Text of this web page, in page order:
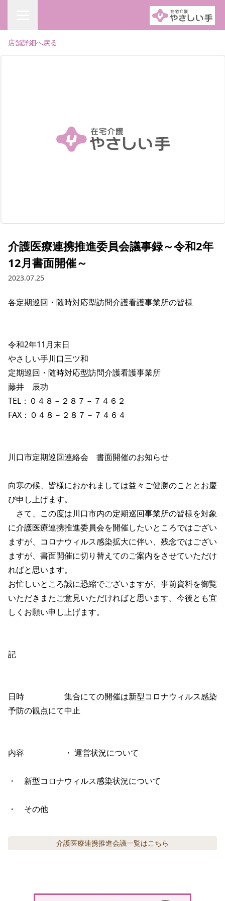
店舗詳細へ戻る
介護医療連携推進委員会議事録～令和2年
12月書面開催～
2023.07.25
各定期巡回・随時対応型訪問介護看護事業所の皆様
令和2年11月末日
やさしい手川口三ツ和
定期巡回・随時対応型訪問介護看護事業所
藤井　辰功
TEL：０４８－２８７－７４６２
FAX：０４８－２８７－７４６４
川口市定期巡回連絡会　書面開催のお知らせ
向寒の候、皆様におかれましては益々ご健勝のこととお慶
び申し上げます。
さて、この度は川口市内の定期巡回事業所の皆様を対象
に介護医療連携推進委員会を開催したいところではござい
ますが、コロナウィルス感染拡大に伴い、残念ではござい
ますが、書面開催に切り替えてのご案内をさせていただけ
ればと思います。
お忙しいところ誠に恐縮でございますが、事前資料を御覧
いただきまたご意見いただければと思います。今後とも宜
しくお願い申し上げます。
記
日時　　　　　集合にての開催は新型コロナウィルス感染
予防の観点にて中止
内容　　　　　・ 運営状況について
・	新型コロナウィルス感染状況について
・	その他
介護医療連携推進会議一覧はこちら